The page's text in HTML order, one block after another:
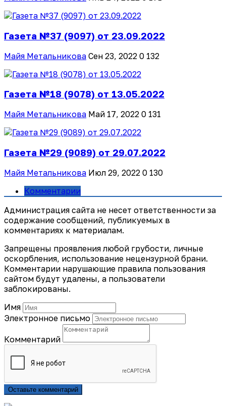
Газета №37 (9097) от 23.09.2022
Майя Метальникова Сен 23, 2022 0 132
Газета №18 (9078) от 13.05.2022
Майя Метальникова Май 17, 2022 0 131
Газета №29 (9089) от 29.07.2022
Майя Метальникова Июл 29, 2022 0 130
Комментарии
Администрация сайта не несет ответственности за
содержание сообщений, публикуемых в
комментариях к материалам.
Запрещены проявления любой грубости, личные
оскорбления, использование нецензурной брани.
Комментарии нарушающие правила пользования
сайтом будут удалены, а пользователи
заблокированы.
Имя
Электронное письмо
Комментарий
Оставьте комментарий